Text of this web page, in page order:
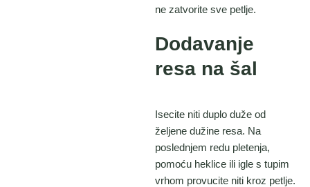
ne zatvorite sve petlje.
Dodavanje
resa na šal
Isecite niti duplo duže od
željene dužine resa. Na
poslednjem redu pletenja,
pomoću heklice ili igle s tupim
vrhom provucite niti kroz petlje.